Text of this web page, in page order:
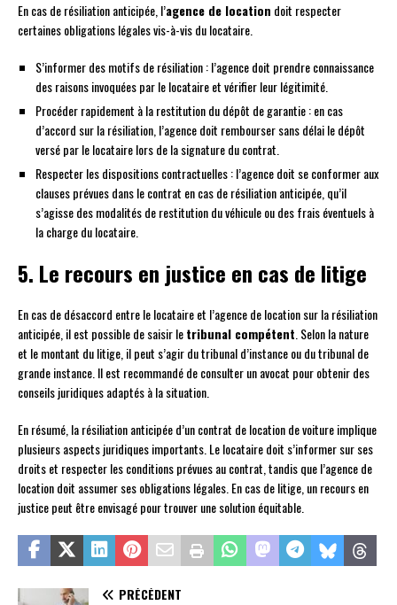
En cas de résiliation anticipée, l’agence de location doit respecter
certaines obligations légales vis-à-vis du locataire.
S’informer des motifs de résiliation : l’agence doit prendre connaissance
des raisons invoquées par le locataire et vérifier leur légitimité.
Procéder rapidement à la restitution du dépôt de garantie : en cas
d’accord sur la résiliation, l’agence doit rembourser sans délai le dépôt
versé par le locataire lors de la signature du contrat.
Respecter les dispositions contractuelles : l’agence doit se conformer aux
clauses prévues dans le contrat en cas de résiliation anticipée, qu’il
s’agisse des modalités de restitution du véhicule ou des frais éventuels à
la charge du locataire.
5. Le recours en justice en cas de litige
En cas de désaccord entre le locataire et l’agence de location sur la résiliation
anticipée, il est possible de saisir letribunal compétent. Selon la nature
et le montant du litige, il peut s’agir du tribunal d’instance ou du tribunal de
grande instance. Il est recommandé de consulter un avocat pour obtenir des
conseils juridiques adaptés à la situation.
En résumé, la résiliation anticipée d’un contrat de location de voiture implique
plusieurs aspects juridiques importants. Le locataire doit s’informer sur ses
droits et respecter les conditions prévues au contrat, tandis que l’agence de
location doit assumer ses obligations légales. En cas de litige, un recours en
justice peut être envisagé pour trouver une solution équitable.
PRÉCÉDENT